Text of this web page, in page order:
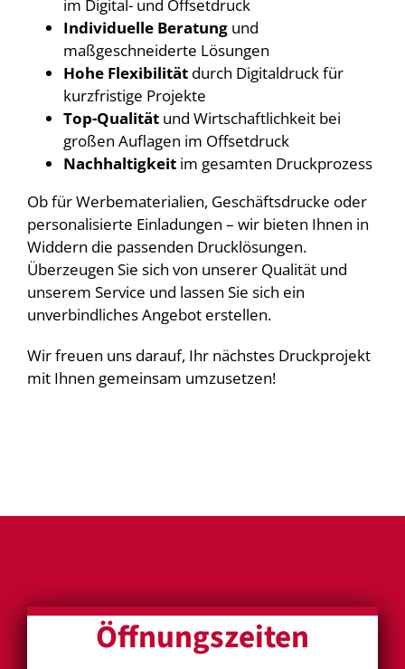
im Digital- und Offsetdruck
Individuelle Beratungund
maßgeschneiderte Lösungen
Hohe Flexibilitätdurch Digitaldruck für
kurzfristige Projekte
Top-Qualitätund Wirtschaftlichkeit bei
großen Auflagen im Offsetdruck
Nachhaltigkeitim gesamten Druckprozess
Ob für Werbematerialien, Geschäftsdrucke oder
personalisierte Einladungen – wir bieten Ihnen in
Widdern die passenden Drucklösungen.
Überzeugen Sie sich von unserer Qualität und
unserem Service und lassen Sie sich ein
unverbindliches Angebot erstellen.
Wir freuen uns darauf, Ihr nächstes Druckprojekt
mit Ihnen gemeinsam umzusetzen!
Öffnungszeiten